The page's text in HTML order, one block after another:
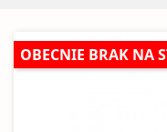
OBECNIE BRAK NA